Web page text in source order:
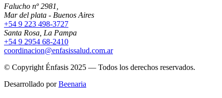
Falucho nº 2981,
Mar del plata - Buenos Aires
+54 9 223 498-3727
Santa Rosa, La Pampa
+54 9 2954 68-2410
coordinacion@enfasissalud.com.ar
© Copyright Énfasis 2025 — Todos los derechos reservados.
Desarrollado porBeenaria